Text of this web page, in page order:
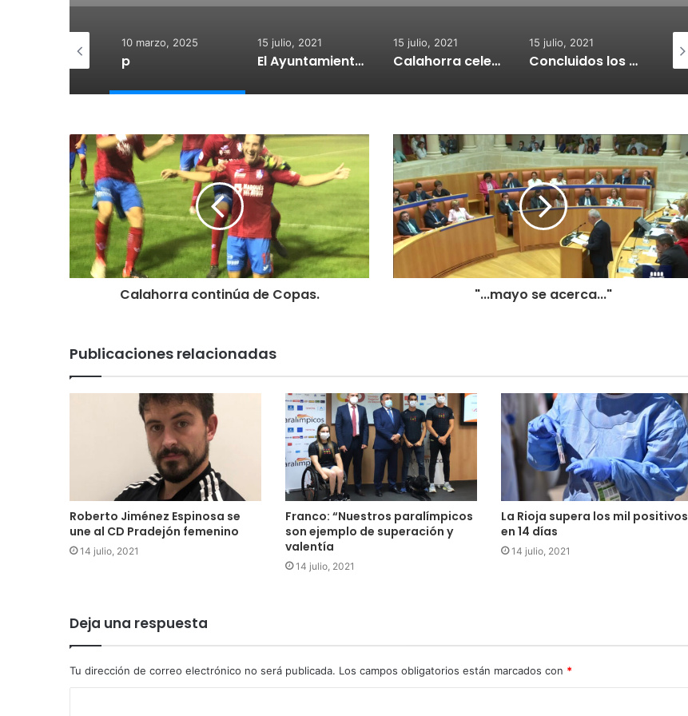
10 marzo, 2025
p
15 julio, 2021
El Ayuntamiento de Calahorra convoca subvenciones para la adquisión de medidores de CO2
15 julio, 2021
Calahorra celebrará el Croquetur II
15 julio, 2021
Concluidos los trabajos de reposición del asfaltado de Calahorra
Calahorra continúa de Copas. "...mayo se acerca..."
Publicaciones relacionadas
Roberto Jiménez Espinosa se
une al CD Pradejón femenino
14 julio, 2021
Franco: “Nuestros paralímpicos
son ejemplo de superación y
valentía
14 julio, 2021
La Rioja supera los mil positivos
en 14 días
14 julio, 2021
Deja una respuesta
Tu dirección de correo electrónico no será publicada. Los campos obligatorios están marcados con *